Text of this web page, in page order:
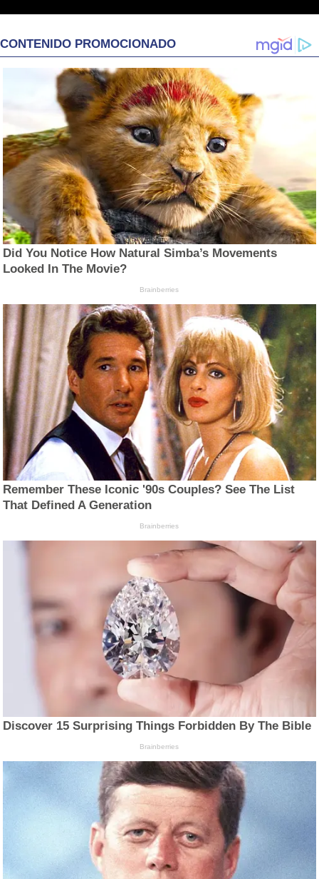
CONTENIDO PROMOCIONADO
Did You Notice How Natural Simba’s Movements
Looked In The Movie?
Brainberries
Remember These Iconic '90s Couples? See The List
That Defined A Generation
Brainberries
Discover 15 Surprising Things Forbidden By The Bible
Brainberries